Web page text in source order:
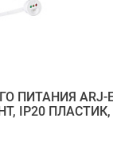
ПИТАНИЯ ARJ-
IP20